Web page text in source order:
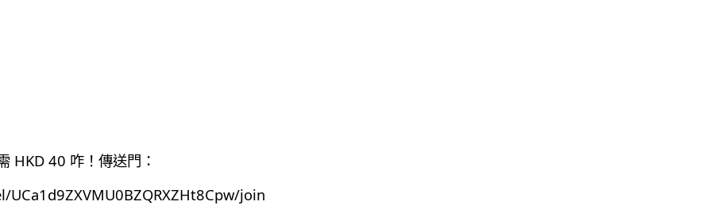
HKD 40 咋！傳送門：
join